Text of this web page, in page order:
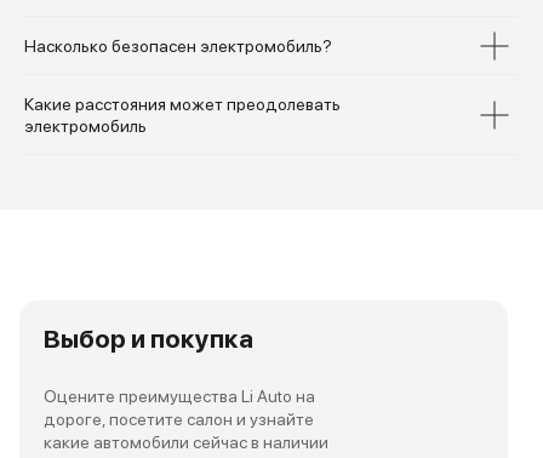
Насколько безопасен электромобиль?
Какие расстояния может преодолевать
электромобиль
Выбор и покупка
Оцените преимущества Li Auto на
дороге, посетите салон и узнайте
какие автомобили сейчас в наличии